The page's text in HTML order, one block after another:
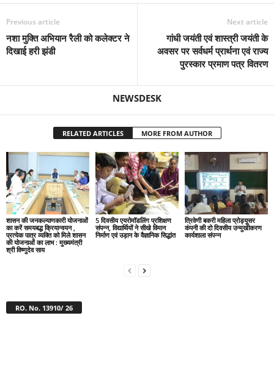
Previous article
नशा मुक्ति अभियान रैली को कलेक्टर ने
दिखाई हरी झंडी
Next article
गांधी जयंती एवं शास्त्री जयंती के
अवसर पर सर्वधर्म प्रार्थना एवं राज्य
पुरस्कार प्रमाण पत्र वितरण
NEWSDESK
RELATED ARTICLES MORE FROM AUTHOR
शासन की जनकल्याणकारी योजनाओं
का करें समयबद्ध क्रियान्वयन ,
प्रत्येक पात्र व्यक्ति को मिले शासन
की योजनाओं का लाभ : मुख्यमंत्री
श्री विष्णुदेव साय
5 दिवसीय एयरोमॉडलिंग प्रशिक्षण
संपन्न, विद्यार्थियों ने सीखे विमान
निर्माण एवं उड़ान के वैज्ञानिक सिद्धांत
त्रिवेणी बकरी महिला प्रोड्यूसर
कंपनी की दो दिवसीय उन्मुखीकरण
कार्यशाला संपन्न
RO. No. 13910/ 26